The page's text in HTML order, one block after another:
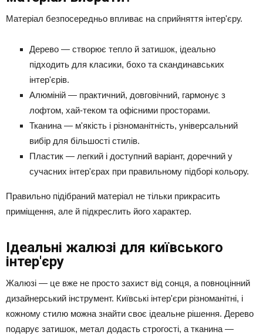
Матеріал безпосередньо впливає на сприйняття інтер'єру.
Дерево — створює тепло й затишок, ідеально
підходить для класики, бохо та скандинавських
інтер'єрів.
Алюміній — практичний, довговічний, гармонує з
лофтом, хай-теком та офісними просторами.
Тканина — м'якість і різноманітність, універсальний
вибір для більшості стилів.
Пластик — легкий і доступний варіант, доречний у
сучасних інтер'єрах при правильному підборі кольору.
Правильно підібраний матеріал не тільки прикрасить
приміщення, але й підкреслить його характер.
Ідеальні жалюзі для київського
інтер'єру
Жалюзі — це вже не просто захист від сонця, а повноцінний
дизайнерський інструмент. Київські інтер'єри різноманітні, і
кожному стилю можна знайти своє ідеальне рішення. Дерево
подарує затишок, метал додасть строгості, а тканина —